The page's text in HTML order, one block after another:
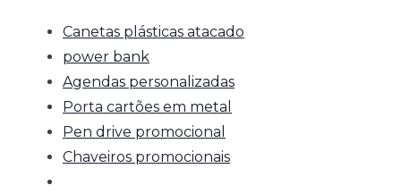
Canetas plásticas atacado
power bank
Agendas personalizadas
Porta cartões em metal
Pen drive promocional
Chaveiros promocionais